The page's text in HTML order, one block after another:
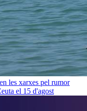
les xarxes pel rumor
el 15 d'agost